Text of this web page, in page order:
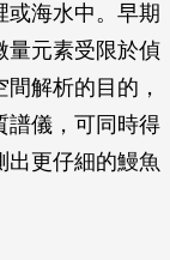
或海水中。早期
量元素受限於偵
解析的目的，
譜儀，可同時得
出更仔細的鰻魚